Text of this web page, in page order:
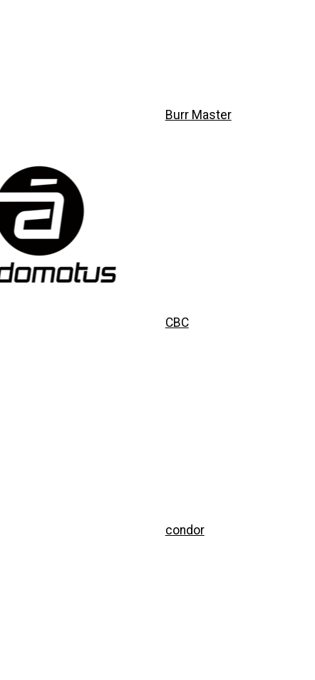
Burr Master
CBC
condor